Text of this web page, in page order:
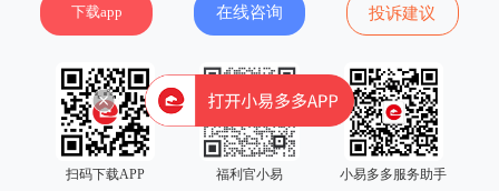
下载app 在线咨询 投诉建议
扫码下载APP 福利官小易 小易多多服务助手